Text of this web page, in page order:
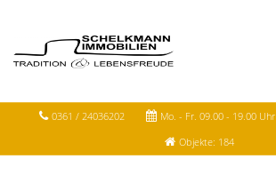
0361 / 24036202 Mo. - Fr. 09.00 - 19.00 Uhr
Objekte: 184